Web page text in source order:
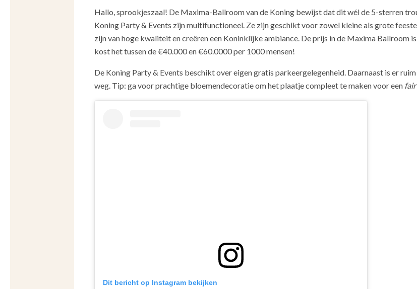
Hallo, sprookjeszaal! De Maxima-Ballroom van de Koning bewijst dat dit wél de 5-sterren
Koning Party & Events zijn multifunctioneel. Ze zijn geschikt voor zowel kleine als grote
zijn van hoge kwaliteit en creëren een Koninklijke ambiance. De prijs in de Maxima Ballroom
kost het tussen de €40.000 en €60.0000 per 1000 mensen!
De Koning Party & Events beschikt over eigen gratis parkeergelegenheid. Daarnaast is er
weg. Tip: ga voor prachtige bloemendecoratie om het plaatje compleet te maken voor een
Dit bericht op Instagram bekijken